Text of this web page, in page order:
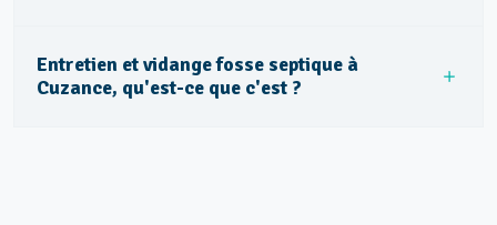
Entretien et vidange fosse septique à
Cuzance, qu'est-ce que c'est ?